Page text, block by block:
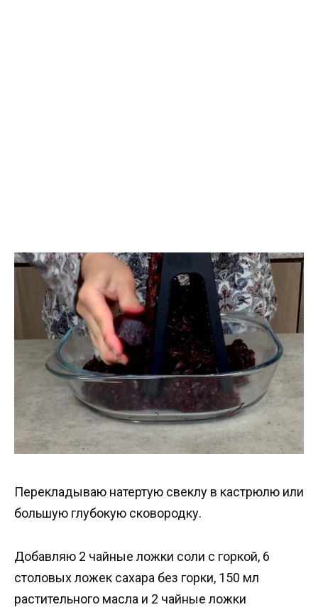
Перекладываю натертую свеклу в кастрюлю или
большую глубокую сковородку.
Добавляю 2 чайные ложки соли с горкой, 6
столовых ложек сахара без горки, 150 мл
растительного масла и 2 чайные ложки